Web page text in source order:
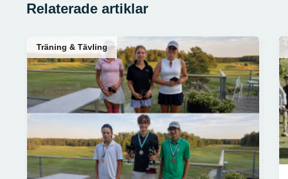
Relaterade artiklar
Träning & Tävling